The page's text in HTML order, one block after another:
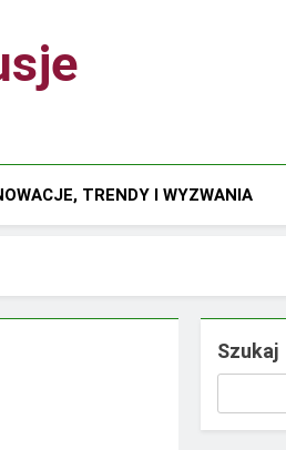
TRENDY I WYZWANIA
Szukaj